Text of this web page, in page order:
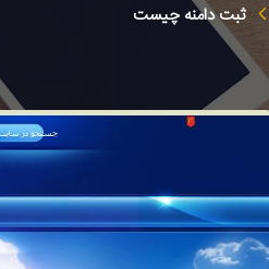
ثبت دامنه چیست